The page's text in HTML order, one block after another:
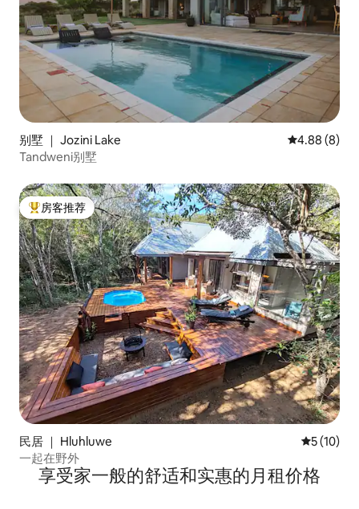
别墅 ｜ Jozini Lake 平均评分
4.88 (8)
Tandweni别墅
热门「房客推荐」
房客推荐
民居 ｜ Hluhluwe 平均评分
5 (10)
一起在野外
享受家一般的舒适和实惠的月租价格